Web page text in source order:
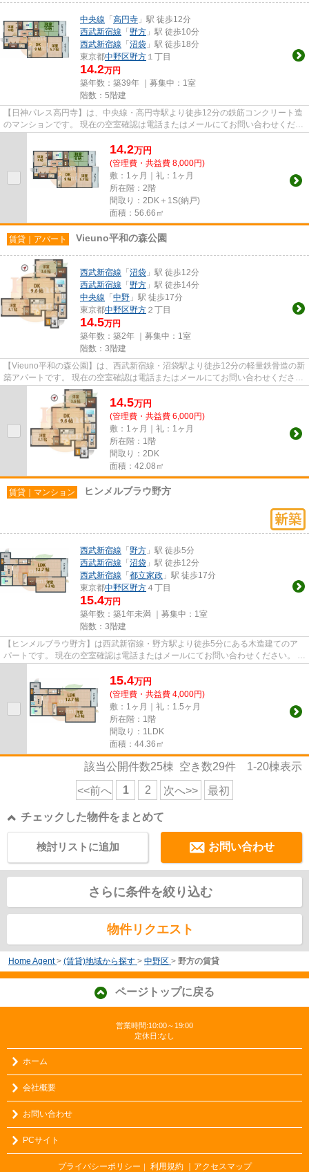
中央線 「 高円寺 」駅 徒歩12分
西武新宿線 「 野方 」駅 徒歩10分
西武新宿線 「 沼袋 」駅 徒歩18分
東京都中野区野方 １丁目
14.2万円
築年数：築39年 ｜募集中： 1室
階数：5階建
【日神パレス高円寺】は、中央線・高円寺駅より徒歩12分の鉄筋コンクリート造
のマンションです。 現在の空室確認は電話またはメールにてお問い合わせくださ
14.2万円
(管理費・共益費 8,000円)
敷：1ヶ月｜礼：1ヶ月
所在階：2階
間取り：2DK＋1S(納戸)
面積：56.66㎡
賃貸｜アパート Vieuno平和の森公園
西武新宿線 「 沼袋 」駅 徒歩12分
西武新宿線 「 野方 」駅 徒歩14分
中央線 「 中野 」駅 徒歩17分
東京都中野区野方 ２丁目
14.5万円
築年数：築2年 ｜募集中： 1室
階数：3階建
【Vieuno平和の森公園】は、西武新宿線・沼袋駅より徒歩12分の軽量鉄骨造の新
築アパートです。 現在の空室確認は電話またはメールにてお問い合わせくださ
い。 退去前情報を含めきちん...
14.5万円
(管理費・共益費 6,000円)
敷：1ヶ月｜礼：1ヶ月
所在階：1階
間取り：2DK
面積：42.08㎡
賃貸｜マンション ヒンメルブラウ野方
西武新宿線 「 野方 」駅 徒歩5分
西武新宿線 「 沼袋 」駅 徒歩12分
西武新宿線 「 都立家政 」駅 徒歩17分
東京都中野区野方 ４丁目
15.4万円
築年数：築1年未満 ｜募集中： 1室
階数：3階建
【ヒンメルブラウ野方】は西武新宿線・野方駅より徒歩5分にある木造建てのア
パートです。 現在の空室確認は電話またはメールにてお問い合わせください。 退
15.4万円
(管理費・共益費 4,000円)
敷：1ヶ月｜礼：1.5ヶ月
所在階：1階
間取り：1LDK
面積：44.36㎡
該当公開件数25棟 空き数29件 1-20棟表示
<<前へ 1 2 次へ>> 最初
チェックした物件をまとめて
お問い合わせ
検討リストに追加
さらに条件を絞り込む
物件リクエスト
Home Agent > (賃貸)地域から探す > 中野区 > 野方の賃貸
ページトップに戻る
営業時間:10:00～19:00
定休日:なし
ホーム
会社概要
お問い合わせ
PCサイト
プライバシーポリシー ｜ 利用規約 ｜アクセスマップ